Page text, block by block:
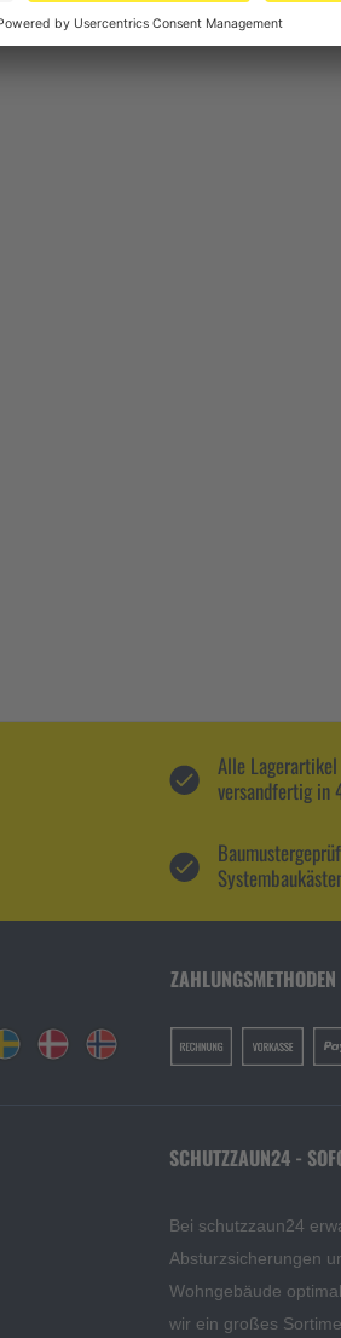
Alle Lagerartikel
versandfertig in
ZAHLUNGSMETHODEN
SCHUTZZAUN24 -
Bei schutzzaun24
Absturzsicherungen
Wohngebäude
wir ein großes